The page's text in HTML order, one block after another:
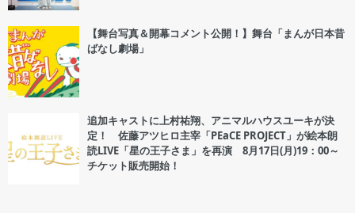
【舞台写真＆開幕コメント公開！】舞台「まんが日本昔
ばなし劇場」
追加キャストに上村祐翔、アニマルハウスユーキが決
定！ 佐藤アツヒロ主宰「PEaCE PROJECT」が絵本朗
読LIVE「星の王子さま」を再演 8月17日(月)19：00～
チケット販売開始！